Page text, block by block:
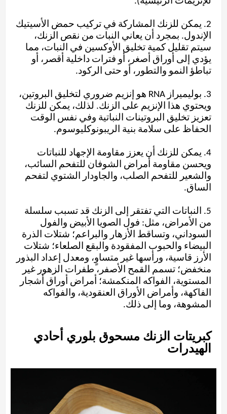
2. يمكن للزنك المشاركة في تركيب حمض الأسيتيك
الإندول. بمجرد أن يعاني النبات من نقص الزنك،
سيتم تقليل كمية تخليق الأوكسين في النبات، مما
يؤدي إلى أوراق أصغر، أو فترات داخلية أقصر، أو
تباطؤ النمو والتطور، أو حتى الركود.
3. بوليميراز RNA هو إنزيم ضروري لتخليق البروتين،
ويحتوي هذا الإنزيم على الزنك. لذلك، يمكن للزنك
تعزيز تخليق البروتينات النباتية وفي نفس الوقت
الحفاظ على سلامة بنية الريبونوكليوسوم.
4. يمكن للزنك أن يعزز مقاومة الإجهاد للنباتات
ويحسن مقاومة أمراض الشوفان للتفحم السائب،
والشعير للتفحم الصلب، والجاودار الشتوي لتفحم
الساق.
5. النباتات التي تفتقر إلى الزنك قد تسبب سلسلة
من الأمراض، مثل: فول الصويا الأبيض والفول
السوداني، وتساقط الأزهار والبراعم؛ شتلات الذرة
البيضاء والحبوب المفقودة والبقع الصلعاء؛ شتلات
الأرز قاسية، ورأسها غير متساوٍ، ومعدل إعداد البذور
منخفض؛ تسمم القمح الأصفر، طفرات الزهور غير
المستوية، الفواكه المنكمشة؛ أمراض أوراق أشجار
الفاكهة، وأمراض الأوراق العنقودية، والفواكه
المشوهة، وما إلى ذلك.
كبريتات الزنك مسحوق بلوري أحادي
الهيدرات